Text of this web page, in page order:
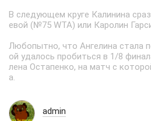
В следующем круге Калинина
евой (№75 WTA) или Каролин
Любопытно, что Ангелина стала
ой удалось пробиться в 1/8
лена Остапенко, на матч с
а.
admin